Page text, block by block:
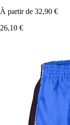
À partir de 32,90 €
26,10 €